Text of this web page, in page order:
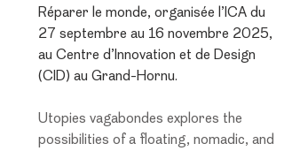
Réparer le monde, organisée l’ICA du
27 septembre au 16 novembre 2025,
au Centre d’Innovation et de Design
(CID) au Grand-Hornu.
Utopies vagabondes explores the
possibilities of a floating, nomadic, and